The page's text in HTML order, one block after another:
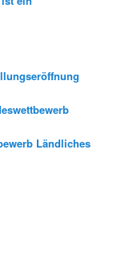
Ländliches